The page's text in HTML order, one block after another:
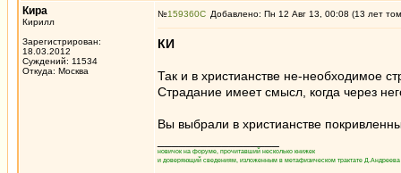
Кира
Кирилл
Зарегистрирован:
18.03.2012
Суждений: 11534
Откуда: Москва
№159360 Добавлено: Пн 12 Авг 13, 00:08 (13 лет
КИ
Так и в христианстве не-необходимое
Страдание имеет смысл, когда через
Вы выбрали в христианстве
новичок на форуме, прочитавший несколько книжек
и доверяющий сведениям, изложенным в метафизическом трактате